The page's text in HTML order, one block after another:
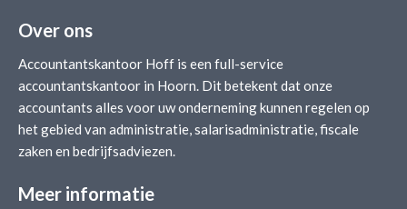
Over ons
Accountantskantoor Hoff is een full-service
accountantskantoor in Hoorn. Dit betekent dat onze
accountants alles voor uw onderneming kunnen regelen op
het gebied van administratie, salarisadministratie, fiscale
zaken en bedrijfsadviezen.
Meer informatie